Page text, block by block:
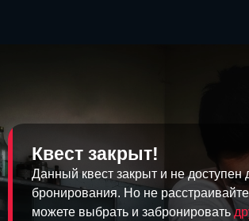
Квест закрыт!
Данный квест закрыт и не доступен
бронирования. Но не
можете выбрать и забронировать